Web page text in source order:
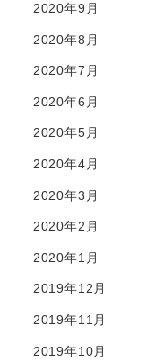
2020年9月
2020年8月
2020年7月
2020年6月
2020年5月
2020年4月
2020年3月
2020年2月
2020年1月
2019年12月
2019年11月
2019年10月